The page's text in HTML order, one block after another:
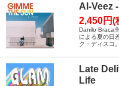
Al-Veez
2,450円(
Danilo Braca
による夏の日
ク・ディスコ。
Late
Life